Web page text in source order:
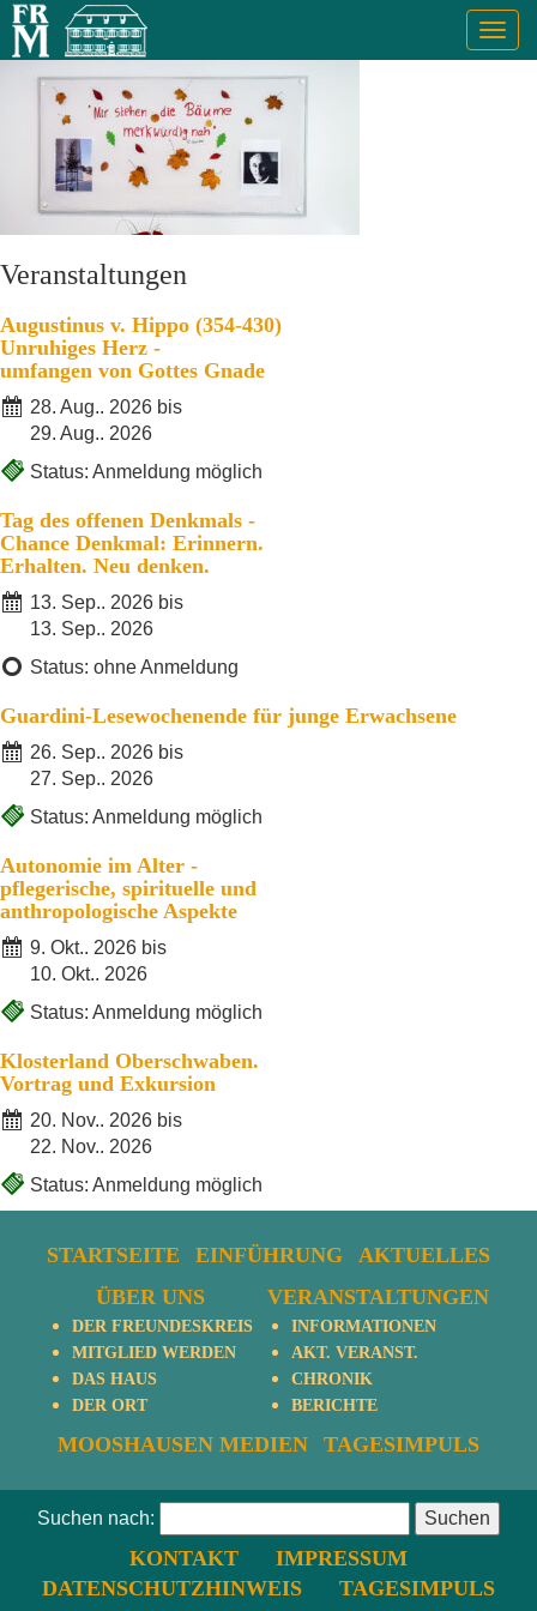
Veranstaltungen
Augustinus v. Hippo (354-430)
Unruhiges Herz -
umfangen von Gottes Gnade
28. Aug.. 2026 bis
29. Aug.. 2026
Status: Anmeldung möglich
Tag des offenen Denkmals -
Chance Denkmal: Erinnern.
Erhalten. Neu denken.
13. Sep.. 2026 bis
13. Sep.. 2026
Status: ohne Anmeldung
Guardini-Lesewochenende für junge Erwachsene
26. Sep.. 2026 bis
27. Sep.. 2026
Status: Anmeldung möglich
Autonomie im Alter -
pflegerische, spirituelle und
anthropologische Aspekte
9. Okt.. 2026 bis
10. Okt.. 2026
Status: Anmeldung möglich
Klosterland Oberschwaben.
Vortrag und Exkursion
20. Nov.. 2026 bis
22. Nov.. 2026
Status: Anmeldung möglich
STARTSEITE EINFÜHRUNG
AKTUELLES
ÜBER UNS
DER FREUNDESKREIS
MITGLIED WERDEN
DAS HAUS
DER ORT
VERANSTALTUNGEN
INFORMATIONEN
AKT. VERANST.
CHRONIK
BERICHTE
MOOSHAUSEN MEDIEN TAGESIMPULS
Suchen nach:
KONTAKT
IMPRESSUM
DATENSCHUTZHINWEIS
TAGESIMPULS